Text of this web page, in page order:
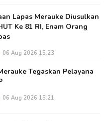
Lapas Merauke Diusulkan
Ke 81 RI, Enam Orang
06 Aug 2026 15:23
Tegaskan Pelayana
06 Aug 2026 15:21